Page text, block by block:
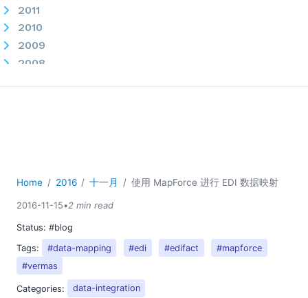
2011
2010
2009
2008
Home 2016 十一月 使用 MapForce 进行 EDI 数据映射
2016-11-15•2 min read
Status: #blog
Tags:
#data-mapping #edi #edifact
#mapforce
#vermas
Categories: data-integration